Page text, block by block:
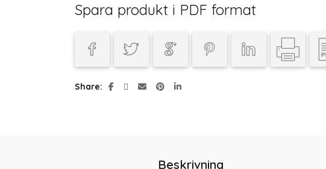
Spara produkt i PDF format
Share
Beskrivning